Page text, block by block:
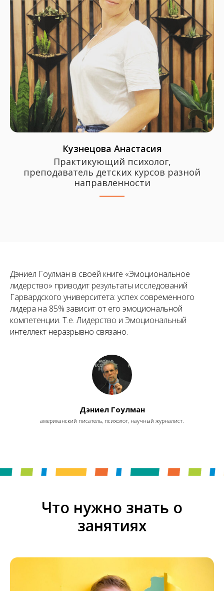
Кузнецова Анастасия
Практикующий психолог,
преподаватель детских курсов разной
направленности
Дэниел Гоулман в своей книге «Эмоциональное
лидерство» приводит результаты исследований
Гарвардского университета: успех современного
лидера на 85% зависит от его эмоциональной
компетенции. Т.е. Лидерство и Эмоциональный
интеллект неразрывно связано.
Дэниел Гоулман
американский писатель, психолог, научный журналист.
Что нужно знать о
занятиях